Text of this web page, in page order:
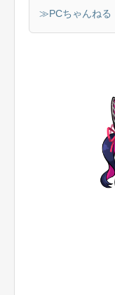
≫PCちゃんねる